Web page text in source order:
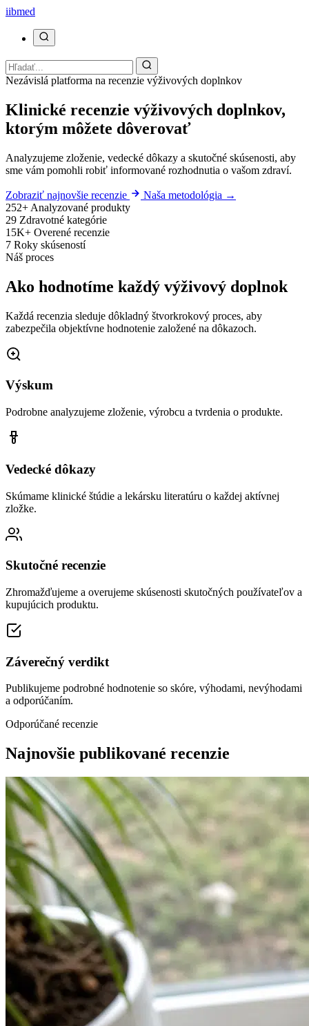
iibmed
Nezávislá platforma na recenzie výživových doplnkov
Klinické recenzie výživových doplnkov,
ktorým môžete dôverovať
Analyzujeme zloženie, vedecké dôkazy a skutočné skúsenosti, aby
sme vám pomohli robiť informované rozhodnutia o vašom zdraví.
Zobraziť najnovšie recenzie
Naša metodológia →
252+ Analyzované produkty
29 Zdravotné kategórie
15K+ Overené recenzie
7 Roky skúseností
Náš proces
Ako hodnotíme každý výživový doplnok
Každá recenzia sleduje dôkladný štvorkrokový proces, aby
zabezpečila objektívne hodnotenie založené na dôkazoch.
Výskum
Podrobne analyzujeme zloženie, výrobcu a tvrdenia o produkte.
Vedecké dôkazy
Skúmame klinické štúdie a lekársku literatúru o každej aktívnej
zložke.
Skutočné recenzie
Zhromažďujeme a overujeme skúsenosti skutočných používateľov a
kupujúcich produktu.
Záverečný verdikt
Publikujeme podrobné hodnotenie so skóre, výhodami, nevýhodami
a odporúčaním.
Odporúčané recenzie
Najnovšie publikované recenzie